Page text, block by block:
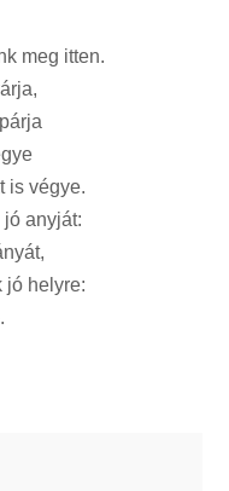
meg itten.
is végye.
anyját:
jó helyre: